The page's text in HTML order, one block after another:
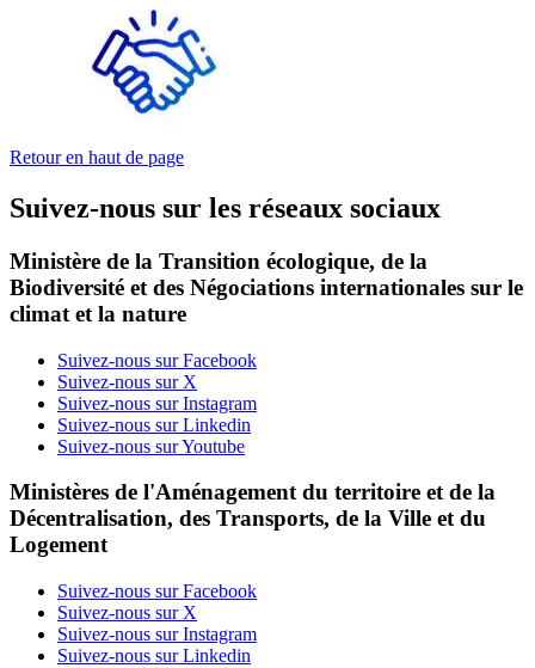
Retour en haut de page
Suivez-nous sur les réseaux sociaux
Ministère de la Transition écologique, de la
Biodiversité et des Négociations internationales sur le
climat et la nature
Suivez-nous sur Facebook
Suivez-nous sur X
Suivez-nous sur Instagram
Suivez-nous sur Linkedin
Suivez-nous sur Youtube
Ministères de l'Aménagement du territoire et de la
Décentralisation, des Transports, de la Ville et du
Logement
Suivez-nous sur Facebook
Suivez-nous sur X
Suivez-nous sur Instagram
Suivez-nous sur Linkedin